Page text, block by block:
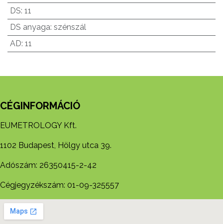
DS: 11
DS anyaga: szénszál
AD: 11
CÉGINFORMÁCIÓ
EUMETROLOGY Kft.
1102 Budapest, Hölgy utca 39.
Adószám: 26350415-2-42
Cégjegyzékszám: 01-09-325557